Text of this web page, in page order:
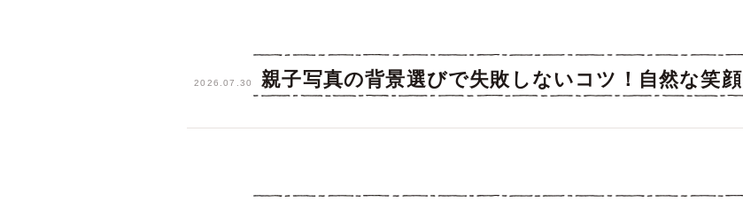
2026.07.30 親子写真の背景選びで失敗しないコツ！自然な笑